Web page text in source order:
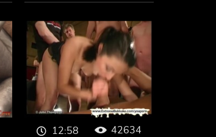
12:58 42634